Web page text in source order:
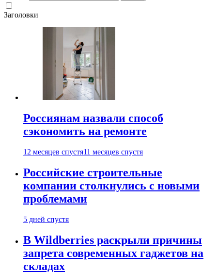
Заголовки
Россиянам назвали способ
сэкономить на ремонте
12 месяцев спустя11 месяцев спустя
Российские строительные
компании столкнулись с новыми
проблемами
5 дней спустя
В Wildberries раскрыли причины
запрета современных гаджетов на
складах